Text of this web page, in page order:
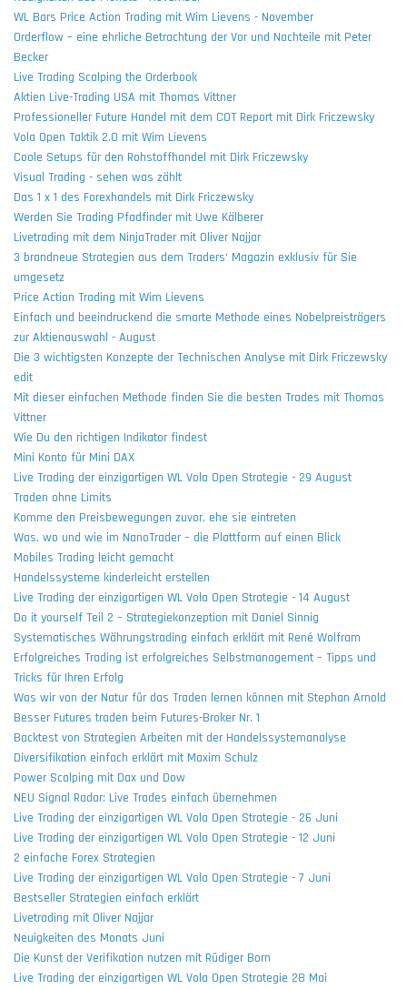
WL Bars Price Action Trading mit Wim Lievens - November
Orderflow – eine ehrliche Betrachtung der Vor und Nachteile mit Peter
Becker
Live Trading Scalping the Orderbook
Aktien Live-Trading USA mit Thomas Vittner
Professioneller Future Handel mit dem COT Report mit Dirk Friczewsky
Vola Open Taktik 2.0 mit Wim Lievens
Coole Setups für den Rohstoffhandel mit Dirk Friczewsky
Visual Trading - sehen was zählt
Das 1 x 1 des Forexhandels mit Dirk Friczewsky
Werden Sie Trading Pfadfinder mit Uwe Kälberer
Livetrading mit dem NinjaTrader mit Oliver Najjar
3 brandneue Strategien aus dem Traders‘ Magazin exklusiv für Sie
umgesetz
Price Action Trading mit Wim Lievens
Einfach und beeindruckend die smarte Methode eines Nobelpreisträgers
zur Aktienauswahl - August
Die 3 wichtigsten Konzepte der Technischen Analyse mit Dirk Friczewsky
edit
Mit dieser einfachen Methode finden Sie die besten Trades mit Thomas
Vittner
Wie Du den richtigen Indikator findest
Mini Konto für Mini DAX
Live Trading der einzigartigen WL Vola Open Strategie - 29 August
Traden ohne Limits
Komme den Preisbewegungen zuvor, ehe sie eintreten
Was, wo und wie im NanoTrader – die Plattform auf einen Blick
Mobiles Trading leicht gemacht
Handelssysteme kinderleicht erstellen
Live Trading der einzigartigen WL Vola Open Strategie - 14 August
Do it yourself Teil 2 – Strategiekonzeption mit Daniel Sinnig
Systematisches Währungstrading einfach erklärt mit René Wolfram
Erfolgreiches Trading ist erfolgreiches Selbstmanagement – Tipps und
Tricks für Ihren Erfolg
Was wir von der Natur für das Traden lernen können mit Stephan Arnold
Besser Futures traden beim Futures-Broker Nr. 1
Backtest von Strategien Arbeiten mit der Handelssystemanalyse
Diversifikation einfach erklärt mit Maxim Schulz
Power Scalping mit Dax und Dow
NEU Signal Radar: Live Trades einfach übernehmen
Live Trading der einzigartigen WL Vola Open Strategie - 26 Juni
Live Trading der einzigartigen WL Vola Open Strategie - 12 Juni
2 einfache Forex Strategien
Live Trading der einzigartigen WL Vola Open Strategie - 7 Juni
Bestseller Strategien einfach erklärt
Livetrading mit Oliver Najjar
Neuigkeiten des Monats Juni
Die Kunst der Verifikation nutzen mit Rüdiger Born
Live Trading der einzigartigen WL Vola Open Strategie 28 Mai